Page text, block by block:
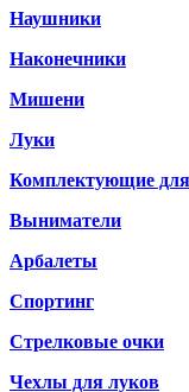
Наушники
Наконечники
Мишени
Луки
Комплектующие
Выниматели
Арбалеты
Спортинг
Стрелковые очки
Чехлы для луков